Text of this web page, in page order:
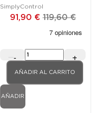
SimplyControl
91,90 € 119,60 €
- +
AÑADIR AL CARRITO
AÑADIR